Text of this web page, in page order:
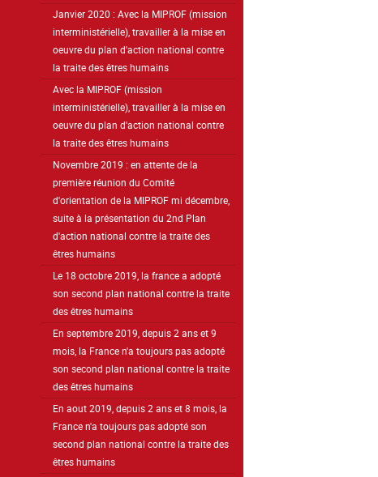
Janvier 2020 : Avec la MIPROF (mission
interministérielle), travailler à la mise en
oeuvre du plan d'action national contre
la traite des êtres humains
Avec la MIPROF (mission
interministérielle), travailler à la mise en
oeuvre du plan d'action national contre
la traite des êtres humains
Novembre 2019 : en attente de la
première réunion du Comité
d'orientation de la MIPROF mi décembre,
suite à la présentation du 2nd Plan
d'action national contre la traite des
êtres humains
Le 18 octobre 2019, la france a adopté
son second plan national contre la traite
des êtres humains
En septembre 2019, depuis 2 ans et 9
mois, la France n'a toujours pas adopté
son second plan national contre la traite
des êtres humains
En aout 2019, depuis 2 ans et 8 mois, la
France n'a toujours pas adopté son
second plan national contre la traite des
êtres humains